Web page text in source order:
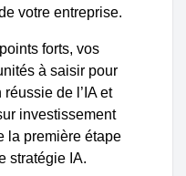
votre entreprise.
forts, vos
à saisir pour
de l’IA et
investissement
la première étape
stratégie IA.